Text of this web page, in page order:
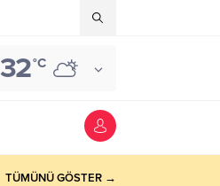
32°C
TÜMÜNÜ GÖSTER →